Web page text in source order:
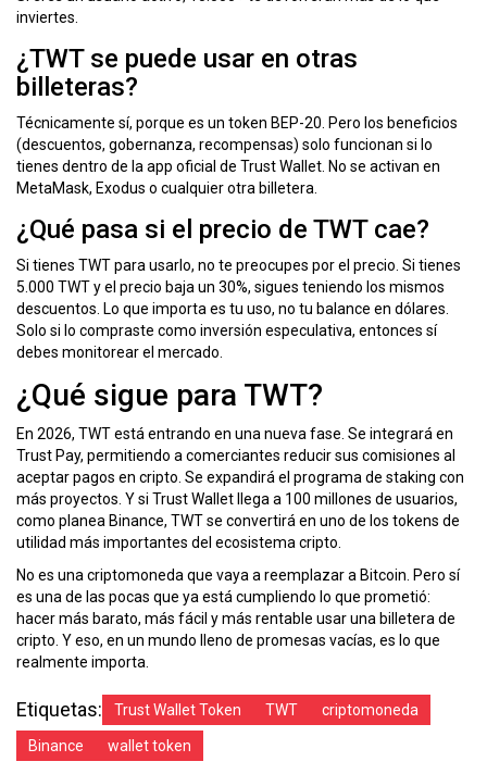
inviertes.
¿TWT se puede usar en otras
billeteras?
Técnicamente sí, porque es un token BEP-20. Pero los beneficios
(descuentos, gobernanza, recompensas) solo funcionan si lo
tienes dentro de la app oficial de Trust Wallet. No se activan en
MetaMask, Exodus o cualquier otra billetera.
¿Qué pasa si el precio de TWT cae?
Si tienes TWT para usarlo, no te preocupes por el precio. Si tienes
5.000 TWT y el precio baja un 30%, sigues teniendo los mismos
descuentos. Lo que importa es tu uso, no tu balance en dólares.
Solo si lo compraste como inversión especulativa, entonces sí
debes monitorear el mercado.
¿Qué sigue para TWT?
En 2026, TWT está entrando en una nueva fase. Se integrará en
Trust Pay, permitiendo a comerciantes reducir sus comisiones al
aceptar pagos en cripto. Se expandirá el programa de staking con
más proyectos. Y si Trust Wallet llega a 100 millones de usuarios,
como planea Binance, TWT se convertirá en uno de los tokens de
utilidad más importantes del ecosistema cripto.
No es una criptomoneda que vaya a reemplazar a Bitcoin. Pero sí
es una de las pocas que ya está cumpliendo lo que prometió:
hacer más barato, más fácil y más rentable usar una billetera de
cripto. Y eso, en un mundo lleno de promesas vacías, es lo que
realmente importa.
Etiquetas: Trust Wallet Token TWT criptomoneda
Binance wallet token